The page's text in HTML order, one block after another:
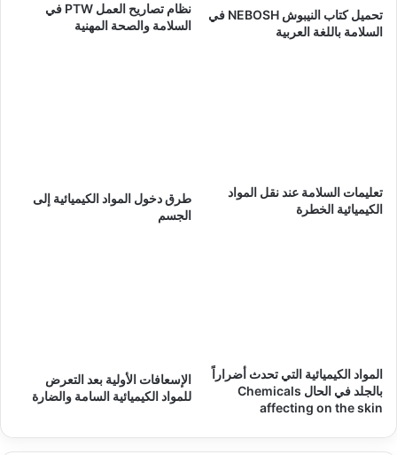
تحميل كتاب النيبوش NEBOSH في
السلامة باللغة العربية
نظام تصاريح العمل PTW في
السلامة والصحة المهنية
تعليمات السلامة عند نقل المواد
الكيميائية الخطرة
طرق دخول المواد الكيميائية إلى
الجسم
المواد الكيميائية التي تحدث أضراراً
بالجلد في الحال Chemicals
affecting on the skin
الإسعافات الأولية بعد التعرض
للمواد الكيميائية السامة والضارة